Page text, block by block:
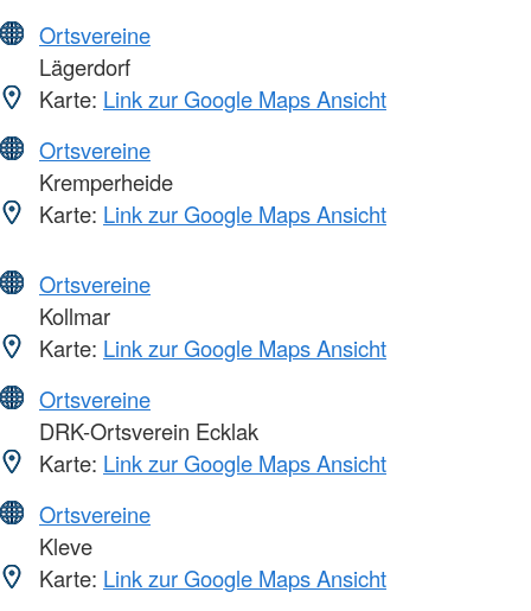
Ortsvereine
Lägerdorf
Karte: Link zur Google Maps Ansicht
Ortsvereine
Kremperheide
Karte: Link zur Google Maps Ansicht
Ortsvereine
Kollmar
Karte: Link zur Google Maps Ansicht
Ortsvereine
DRK-Ortsverein Ecklak
Karte: Link zur Google Maps Ansicht
Ortsvereine
Kleve
Karte: Link zur Google Maps Ansicht